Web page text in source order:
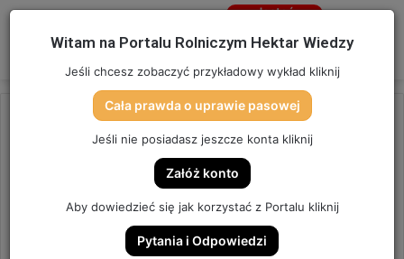
Menu
Jesteś
Strona główna/OSTATNIO DODANE
SPECUSTAWA W ROLNICTWIE,
CZYLI WYWŁASZCZENIA. |
Witam na Portalu Rolniczym Hektar Wiedzy
Jeśli chcesz zobaczyć przykładowy wykład kliknij
Cała prawda o uprawie pasowej
Jeśli nie posiadasz jeszcze konta kliknij
Załóż konto
Aby dowiedzieć się jak korzystać z Portalu kliknij
Pytania i Odpowiedzi